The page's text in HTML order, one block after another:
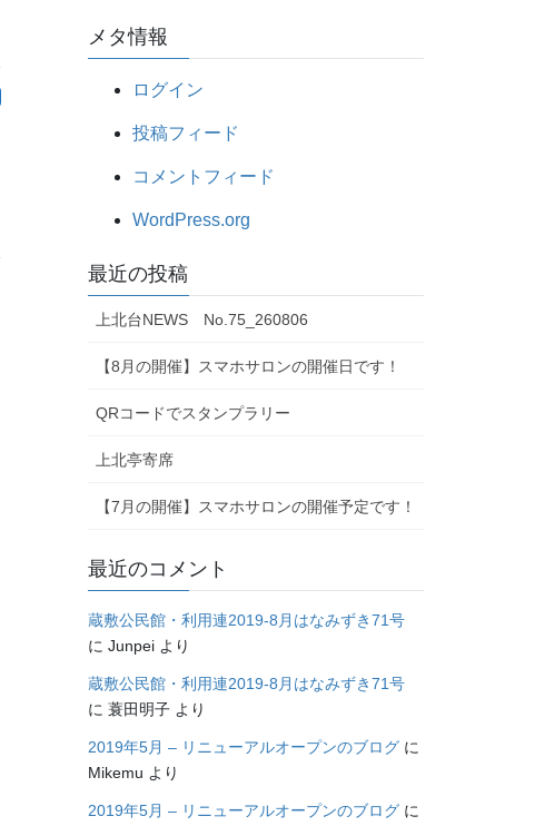
メタ情報
ログイン
投稿フィード
コメントフィード
WordPress.org
最近の投稿
上北台NEWS No.75_260806
【8月の開催】スマホサロンの開催日です！
QRコードでスタンプラリー
上北亭寄席
【7月の開催】スマホサロンの開催予定です！
最近のコメント
蔵敷公民館・利用連2019-8月はなみずき71号
にJunpei より
蔵敷公民館・利用連2019-8月はなみずき71号
に蓑田明子 より
2019年5月 – リニューアルオープンのブログ に
Mikemu より
2019年5月 – リニューアルオープンのブログ に